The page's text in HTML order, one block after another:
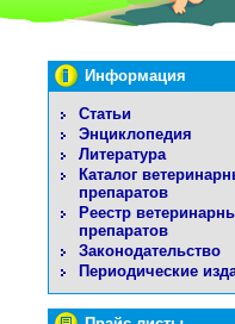
Информация
Статьи
Энциклопедия
Литература
Каталог
препаратов
Реестр
препаратов
Законодательство
Периодические